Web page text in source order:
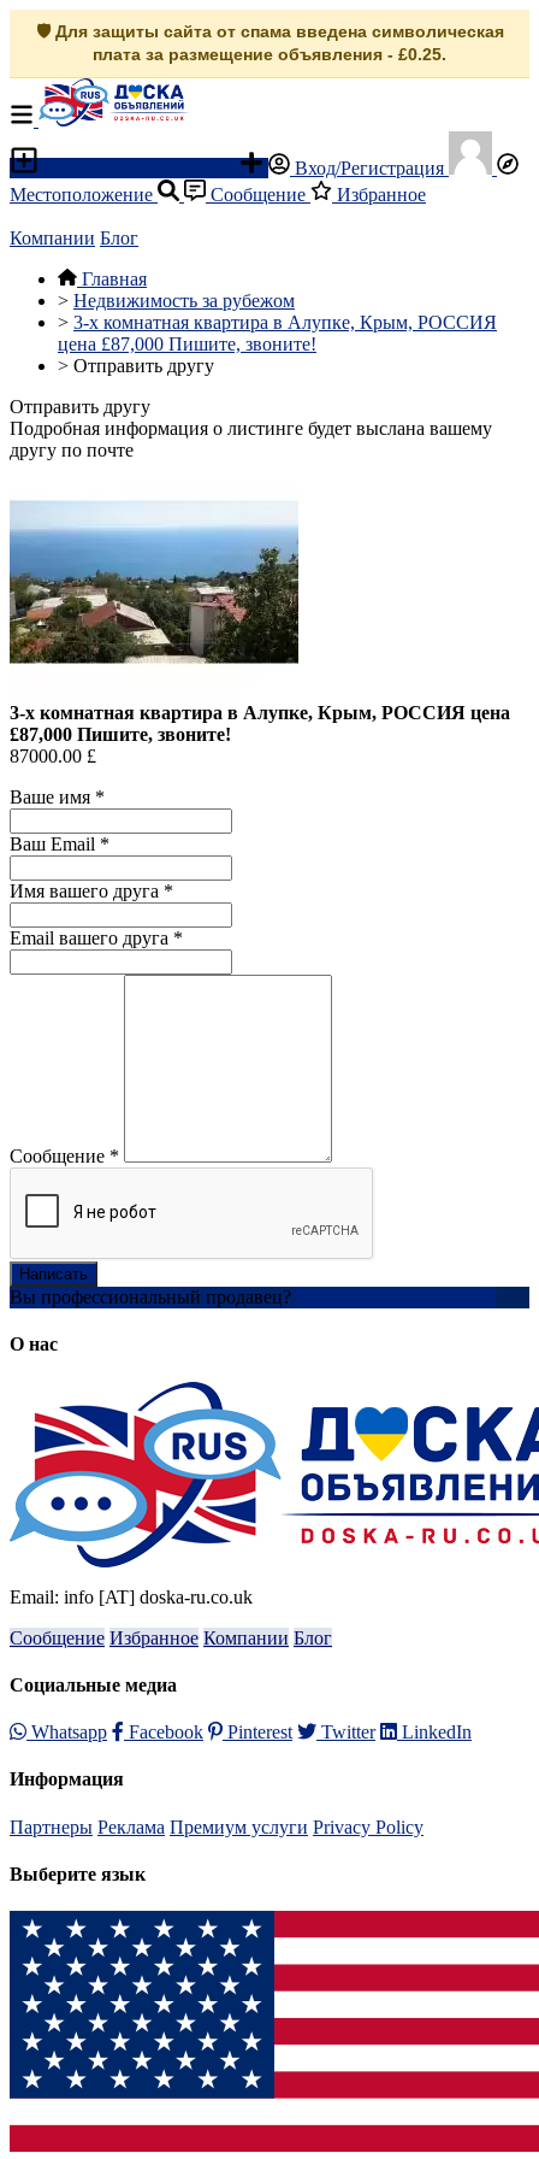
🛡️ Для защиты сайта от спама введена символическая
плата за размещение объявления - £0.25.
Вход/Регистрация
Местоположение
Сообщение Избранное
Компании Блог
Главная
> Недвижимость за рубежом
> 3-х комнатная квартира в Алупке, Крым, РОССИЯ
цена £87,000 Пишите, звоните!
> Отправить другу
Отправить другу
Подробная информация о листинге будет выслана вашему
другу по почте
3-х комнатная квартира в Алупке, Крым, РОССИЯ цена
£87,000 Пишите, звоните!
87000.00 £
Ваше имя *
Ваш Email *
Имя вашего друга *
Email вашего друга *
Сообщение *
Написать
Вы профессиональный продавец?
О нас
Email: info [AT] doska-ru.co.uk
Сообщение Избранное Компании Блог
Социальные медиа
Whatsapp Facebook Pinterest Twitter LinkedIn
Информация
Партнеры Реклама Премиум услуги Privacy Policy
Выберите язык